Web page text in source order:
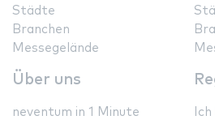
Städte
Branchen
Messegelände
Über uns
neventum in 1 Minute